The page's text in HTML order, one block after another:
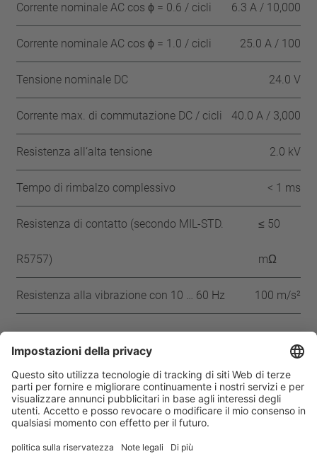
Corrente nominale AC cos ϕ = 0.6 / cicli 6.3 A / 10,000
Corrente nominale AC cos ϕ = 1.0 / cicli 25.0 A / 100
Tensione nominale DC 24.0 V
Corrente max. di commutazione DC / cicli 40.0 A / 3,000
Resistenza all‘alta tensione 2.0 kV
Tempo di rimbalzo complessivo < 1 ms
Resistenza di contatto (secondo MIL-STD.
R5757)
≤ 50
mΩ
Resistenza alla vibrazione con 10 … 60 Hz 100 m/s²
Approvazioni
IEC ENEC VDE UL CSA CQC